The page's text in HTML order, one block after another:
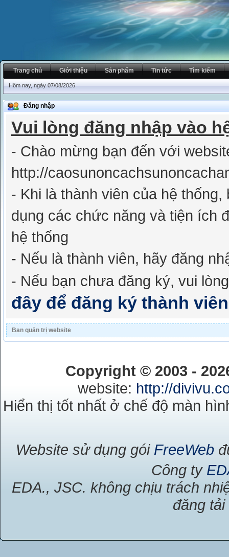
Trang chủ Giới thiệu Sản phẩm Tin tức Tìm kiếm
Hôm nay, ngày 07/08/2026
Đăng nhập
Vui lòng đăng nhập vào
- Chào mừng bạn đến với
http://
- Khi là thành viên của hệ
dụng các chức năng và tiện ích
hệ thống
- Nếu là thành viên, hãy đăng
- Nếu bạn chưa đăng ký, vui
đây để đăng ký thành viên
Ban quản trị website
Copyright © 2003 -
website: http://
Hiển thị tốt nhất ở chế độ màn
Website sử dụng gói FreeWeb
Công ty
EDA., JSC. không chịu trách
đăng